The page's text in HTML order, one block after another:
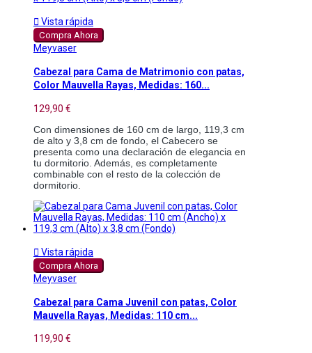
 Vista rápida
Compra Ahora
Meyvaser
Cabezal para Cama de Matrimonio con patas,
Color Mauvella Rayas, Medidas: 160...
129,90 €
Con dimensiones de 160 cm de largo, 119,3 cm
de alto y 3,8 cm de fondo, el Cabecero se
presenta como una declaración de elegancia en
tu dormitorio. Además, es completamente
combinable con el resto de la colección de
dormitorio.
 Vista rápida
Compra Ahora
Meyvaser
Cabezal para Cama Juvenil con patas, Color
Mauvella Rayas, Medidas: 110 cm...
119,90 €